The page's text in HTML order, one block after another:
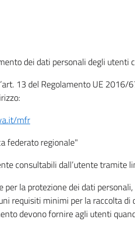
dei dati personali degli utenti
13 del Regolamento UE 2016/
mfr
federato regionale"
consultabili dall’utente tramite
la protezione dei dati
requisiti minimi per la raccolta di
devono fornire agli utenti